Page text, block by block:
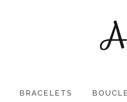
BRACELETS